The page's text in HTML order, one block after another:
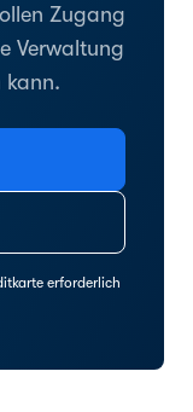
Zugang
Verwaltung
kann.
erforderlich